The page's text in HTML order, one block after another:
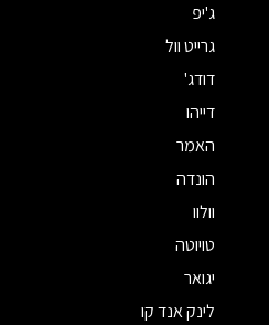
ג'יפ
גרייט וול
דודג'
דייהו
האמר
הונדה
וולוו
טויוטה
יגואר
לינק אנד קו